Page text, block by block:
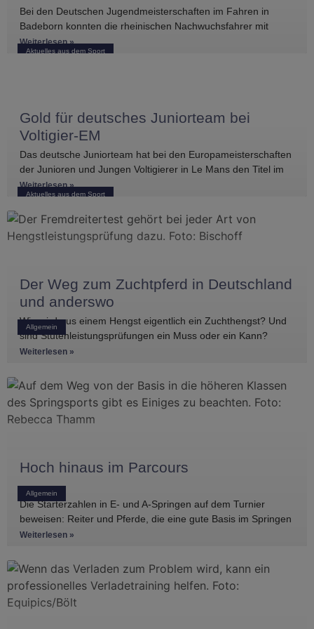
Aktuelles aus dem Sport
Bei den Deutschen Jugendmeisterschaften im Fahren in
Badeborn konnten die rheinischen Nachwuchsfahrer mit
mehreren vorderen Platzierungen überzeugen. Frederik
Koitka erreichte
Weiterlesen »
Aktuelles aus dem Sport
Gold für deutsches Juniorteam bei
Voltigier-EM
Das deutsche Juniorteam hat bei den Europameisterschaften
der Junioren und Jungen Voltigierer in Le Mans den Titel im
Gruppenvoltigieren gewonnen.
Weiterlesen »
Allgemein
Der Weg zum Zuchtpferd in Deutschland
und anderswo
Wie wird aus einem Hengst eigentlich ein Zuchthengst? Und
sind Stutenleistungsprüfungen ein Muss oder ein Kann?
Einblicke in die Regelwerke
Weiterlesen »
Allgemein
Hoch hinaus im Parcours
Die Starterzahlen in E- und A-Springen auf dem Turnier
beweisen: Reiter und Pferde, die eine gute Basis im Springen
haben, gibt es
Weiterlesen »